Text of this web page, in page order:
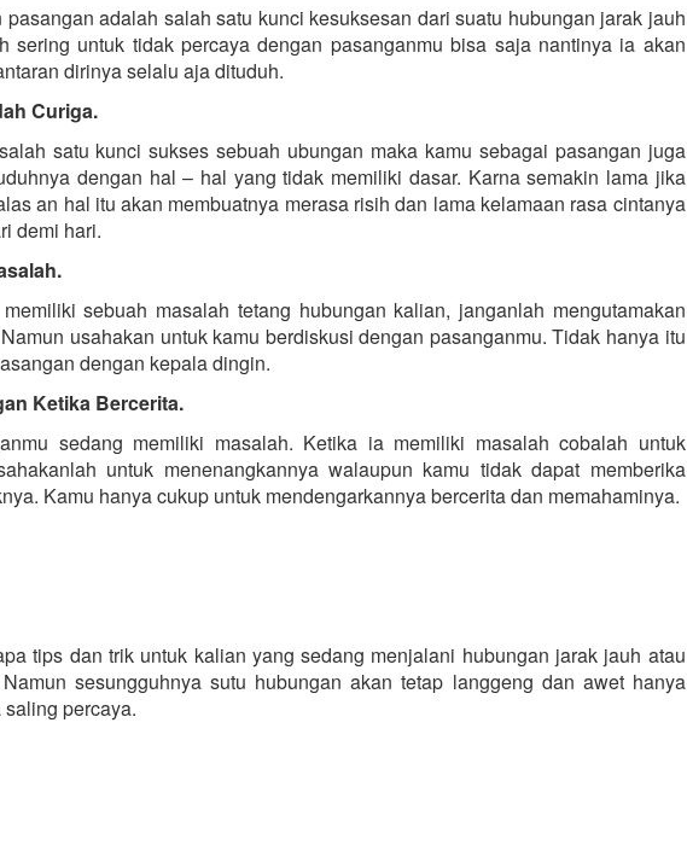
adalah salah satu kunci kesuksesan dari suatu hubungan jarak jauh
sering untuk tidak percaya dengan pasanganmu bisa saja nantinya ia akan
dirinya selalu aja dituduh.
Curiga.
satu kunci sukses sebuah ubungan maka kamu sebagai pasangan juga
dengan hal – hal yang tidak memiliki dasar. Karna semakin lama jika
an hal itu akan membuatnya merasa risih dan lama kelamaan rasa cintanya
demi hari.
sebuah masalah tetang hubungan kalian, janganlah mengutamakan
usahakan untuk kamu berdiskusi dengan pasanganmu. Tidak hanya itu
dengan kepala dingin.
Ketika Bercerita.
sedang memiliki masalah. Ketika ia memiliki masalah cobalah untuk
untuk menenangkannya walaupun kamu tidak dapat memberika
Kamu hanya cukup untuk mendengarkannya bercerita dan memahaminya.
tips dan trik untuk kalian yang sedang menjalani hubungan jarak jauh atau
sesungguhnya sutu hubungan akan tetap langgeng dan awet hanya
percaya.